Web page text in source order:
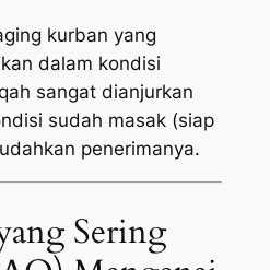
kurban yang
dalam kondisi
sangat dianjurkan
sudah masak (siap
penerimanya.
Sering